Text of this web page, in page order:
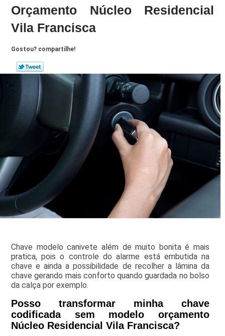
Orçamento Núcleo Residencial
Vila Francisca
Gostou? compartilhe!
Chave modelo canivete além de muito bonita é mais
pratica, pois o controle do alarme está embutida na
chave e ainda a possibilidade de recolher a lâmina da
chave gerando mais conforto quando guardada no bolso
da calça por exemplo.
Posso transformar minha chave
codificada sem modelo orçamento
Núcleo Residencial Vila Francisca?